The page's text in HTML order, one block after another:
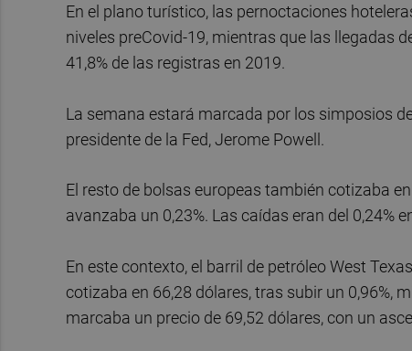
En el plano turístico, las pernoctaciones
niveles preCovid-19, mientras que las llegadas
41,8% de las registras en 2019.
La semana estará marcada por los simposios
presidente de la Fed, Jerome Powell.
El resto de bolsas europeas también cotizaba
avanzaba un 0,23%. Las caídas eran del 0,24%
En este contexto, el barril de petróleo West
cotizaba en 66,28 dólares, tras subir un 0,96%,
marcaba un precio de 69,52 dólares, con un